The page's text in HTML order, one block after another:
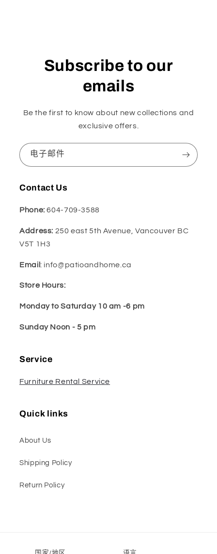
Subscribe to our
emails
Be the first to know about new collections and
exclusive offers.
电子邮件
Contact Us
Phone:604-709-3588
Address: 250 east 5th Avenue, Vancouver BC
V5T 1H3
Email: info@patioandhome.ca
Store Hours:
Monday to Saturday 10 am -6 pm
Sunday Noon - 5 pm
Service
Furniture Rental Service
Quick links
About Us
Shipping Policy
Return Policy